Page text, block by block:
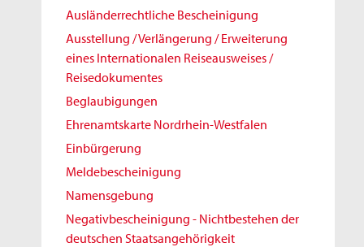
Ausländerrechtliche Bescheinigung
Ausstellung / Verlängerung / Erweiterung
eines Internationalen Reiseausweises /
Reisedokumentes
Beglaubigungen
Ehrenamtskarte Nordrhein-Westfalen
Einbürgerung
Meldebescheinigung
Namensgebung
Negativbescheinigung - Nichtbestehen der
deutschen Staatsangehörigkeit